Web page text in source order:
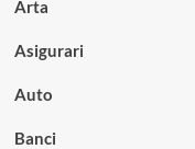
Arta
Asigurari
Auto
Banci